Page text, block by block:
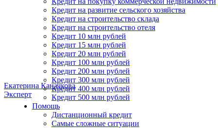
Кредит на развитие сельского хозяйства
Кредит на строительство склада
Кредит на строительство отеля
Кредит 10 млн рублей
Кредит 15 млн рублей
Кредит 20 млн рублей
Кредит 100 млн рублей
Кредит 200 млн рублей
Кредит 300 млн рублей
Кредит 400 млн рублей
Кредит 500 млн рублей
Помощь
Дистанционный кредит
Самые сложные ситуации
Екатерина Каначкова
Эксперт